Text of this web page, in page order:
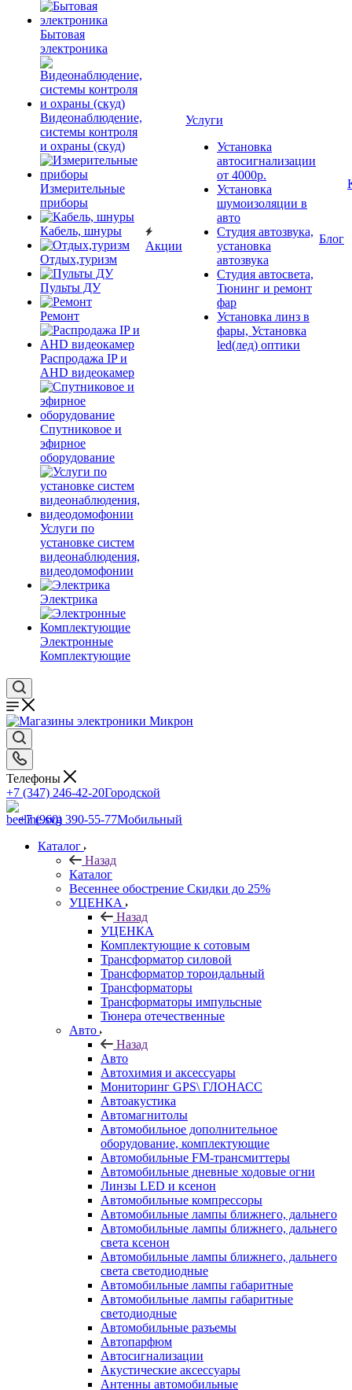
Бытовая
электроника
Видеонаблюдение,
системы контроля
и охраны (скуд)
Измерительные
приборы
Кабель, шнуры
Отдых,туризм
Пульты ДУ
Ремонт
Распродажа IP и
AHD видеокамер
Спутниковое и
эфирное
оборудование
Услуги по
установке систем
видеонаблюдения,
видеодомофонии
Электрика
Электронные
Комплектующие
Акции
Услуги
Установка
автосигнализации
от 4000р.
Установка
шумоизоляции в
авто
Студия автозвука,
установка
автозвука
Студия автосвета,
Тюнинг и ремонт
фар
Установка линз в
фары, Установка
led(лед) оптики
Блог
Телефоны
+7 (347) 246-42-20Городской
+7 (960) 390-55-77Мобильный
Каталог
Назад
Каталог
Весеннее обострение Скидки до 25%
УЦЕНКА
Назад
УЦЕНКА
Комплектующие к сотовым
Трансформатор силовой
Трансформатор тороидальный
Трансформаторы
Трансформаторы импульсные
Тюнера отечественные
Авто
Назад
Авто
Автохимия и аксессуары
Мониторинг GPS\ ГЛОНАСС
Автоакустика
Автомагнитолы
Автомобильное дополнительное
оборудование, комплектующие
Автомобильные FM-трансмиттеры
Автомобильные дневные ходовые огни
Линзы LED и ксенон
Автомобильные компрессоры
Автомобильные лампы ближнего, дальнего
Автомобильные лампы ближнего, дальнего
света ксенон
Автомобильные лампы ближнего, дальнего
света светодиодные
Автомобильные лампы габаритные
Автомобильные лампы габаритные
светодиодные
Автомобильные разъемы
Автопарфюм
Автосигнализации
Акустические аксессуары
Антенны автомобильные